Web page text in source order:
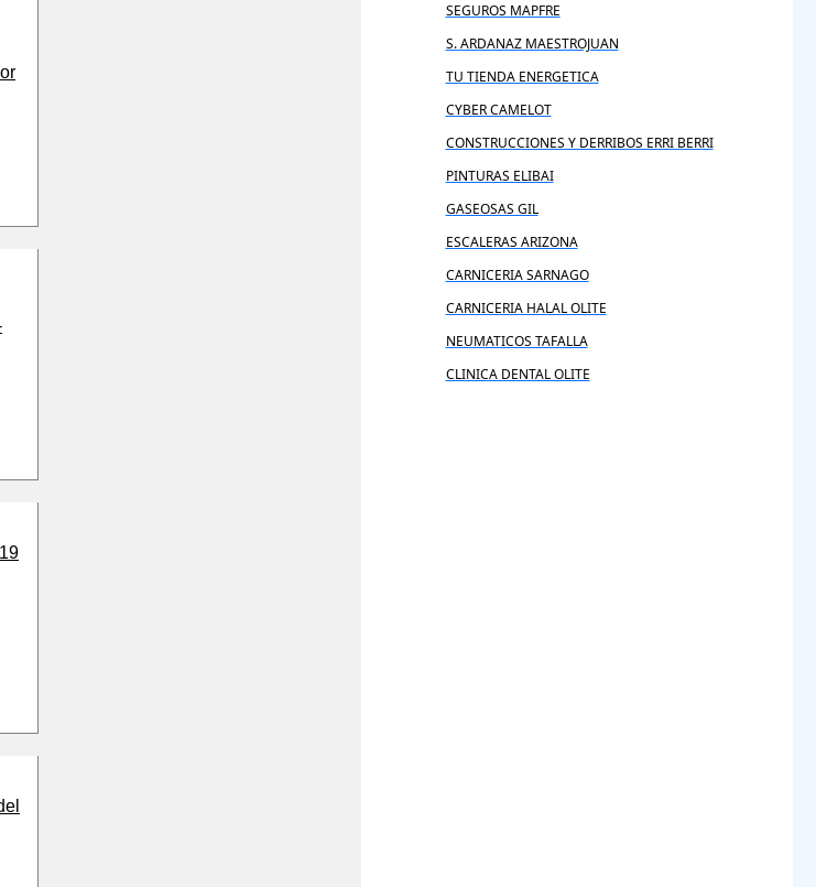
SEGUROS MAPFRE
S. ARDANAZ MAESTROJUAN
TU TIENDA ENERGETICA
CYBER CAMELOT
CONSTRUCCIONES Y DERRIBOS ERRI BERRI
PINTURAS ELIBAI
GASEOSAS GIL
ESCALERAS ARIZONA
CARNICERIA SARNAGO
CARNICERIA HALAL OLITE
NEUMATICOS TAFALLA
CLINICA DENTAL OLITE